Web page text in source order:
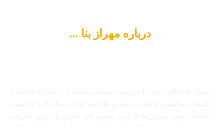
درباره مهراز بنا ...